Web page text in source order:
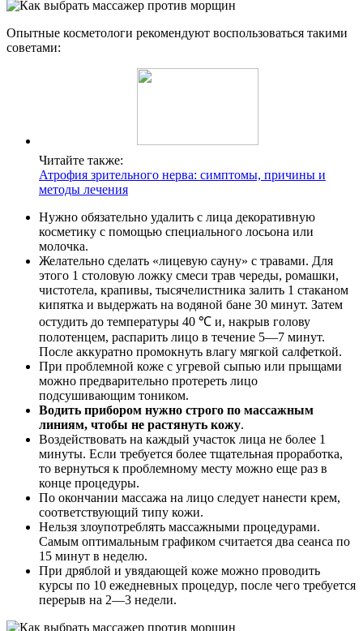
Опытные косметологи рекомендуют воспользоваться такими
советами:
Читайте также:
Атрофия зрительного нерва: симптомы, причины и
методы лечения
Нужно обязательно удалить с лица декоративную
косметику с помощью специального лосьона или
молочка.
Желательно сделать «лицевую сауну» с травами. Для
этого 1 столовую ложку смеси трав череды, ромашки,
чистотела, крапивы, тысячелистника залить 1 стаканом
кипятка и выдержать на водяной бане 30 минут. Затем
остудить до температуры 40 ℃ и, накрыв голову
полотенцем, распарить лицо в течение 5—7 минут.
После аккуратно промокнуть влагу мягкой салфеткой.
При проблемной коже с угревой сыпью или прыщами
можно предварительно протереть лицо
подсушивающим тоником.
Водить прибором нужно строго по массажным
линиям, чтобы не растянуть кожу.
Воздействовать на каждый участок лица не более 1
минуты. Если требуется более тщательная проработка,
то вернуться к проблемному месту можно еще раз в
конце процедуры.
По окончании массажа на лицо следует нанести крем,
соответствующий типу кожи.
Нельзя злоупотреблять массажными процедурами.
Самым оптимальным графиком считается два сеанса по
15 минут в неделю.
При дряблой и увядающей коже можно проводить
курсы по 10 ежедневных процедур, после чего требуется
перерыв на 2—3 недели.